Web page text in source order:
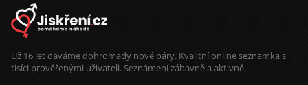
Už 16 let dáváme dohromady nové páry. Kvalitní online seznamka s
tisíci prověřenými uživateli. Seznámení zábavně a aktivně.